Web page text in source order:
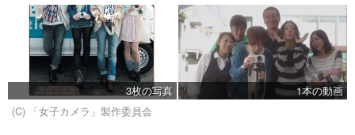
3枚の写真
1本の動画
(C) 「女子カメラ」製作委員会